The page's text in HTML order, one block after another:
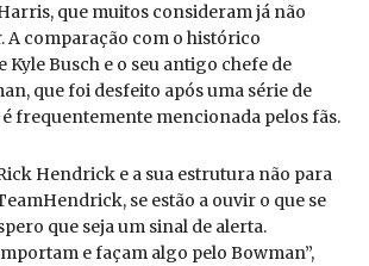
que muitos consideram já não
A comparação com o histórico
Busch e o seu antigo chefe de
que foi desfeito após uma série de
frequentemente mencionada pelos fãs.
Hendrick e a sua estrutura não para
se estão a ouvir o que se
que seja um sinal de alerta.
e façam algo pelo Bowman”,